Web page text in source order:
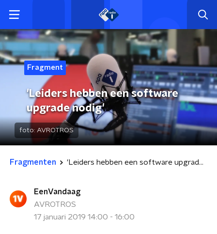
Fragment
'Leiders hebben een software
upgrade nodig'
foto: AVROTROS
Fragmenten 'Leiders hebben een software upgrade nodig'
EenVandaag
AVROTROS
17 januari 2019 14:00 - 16:00